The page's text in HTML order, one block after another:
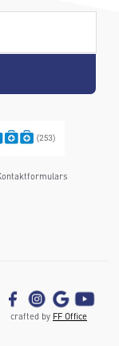
crafted by FF Office